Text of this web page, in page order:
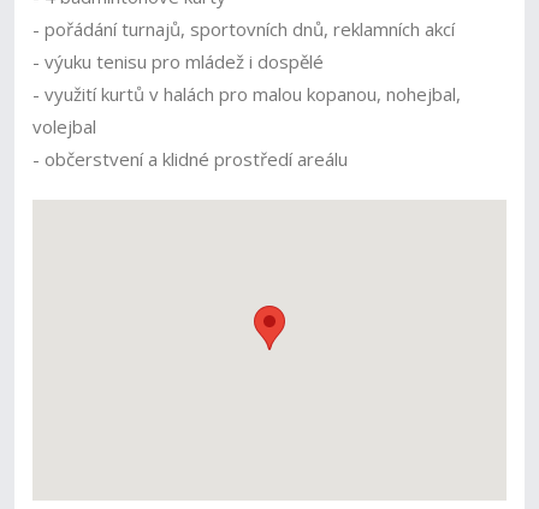
- pořádání turnajů, sportovních dnů, reklamních akcí
- výuku tenisu pro mládež i dospělé
- využití kurtů v halách pro malou kopanou, nohejbal,
volejbal
- občerstvení a klidné prostředí areálu